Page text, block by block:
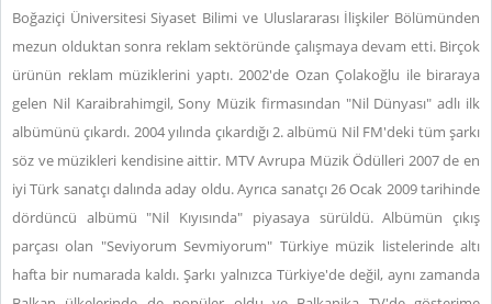
Boğaziçi Üniversitesi Siyaset Bilimi ve Uluslararası İlişkiler Bölümünden
mezun olduktan sonra reklam sektöründe çalışmaya devam etti. Birçok
ürünün reklam müziklerini yaptı. 2002'de Ozan Çolakoğlu ile biraraya
gelen Nil Karaibrahimgil, Sony Müzik firmasından "Nil Dünyası" adlı ilk
albümünü çıkardı. 2004 yılında çıkardığı 2. albümü Nil FM'deki tüm şarkı
söz ve müzikleri kendisine aittir. MTV Avrupa Müzik Ödülleri 2007 de en
iyi Türk sanatçı dalında aday oldu. Ayrıca sanatçı 26 Ocak 2009 tarihinde
dördüncü albümü "Nil Kıyısında" piyasaya sürüldü. Albümün çıkış
parçası olan "Seviyorum Sevmiyorum" Türkiye müzik listelerinde altı
hafta bir numarada kaldı. Şarkı yalnızca Türkiye'de değil, aynı zamanda